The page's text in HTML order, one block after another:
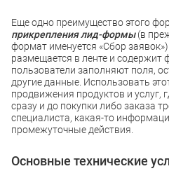
Еще одно преимущество этого
прикрепления лид-формы(в
формат именуется «Сбор
размещается в ленте и содержит
пользователи заполняют поля,
другие данные. Использовать
продвижения продуктов и услуг,
сразу и до покупки либо заказа
специалиста, какая-то
промежуточные действия.
Основные технические